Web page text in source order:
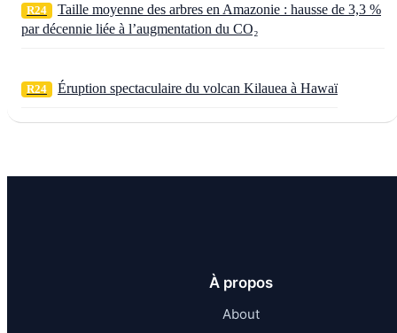
R24
Taille moyenne des arbres en Amazonie : hausse de 3,3 %
par décennie liée à l’augmentation du CO₂
R24 Éruption spectaculaire du volcan Kilauea à Hawaï
À propos
About